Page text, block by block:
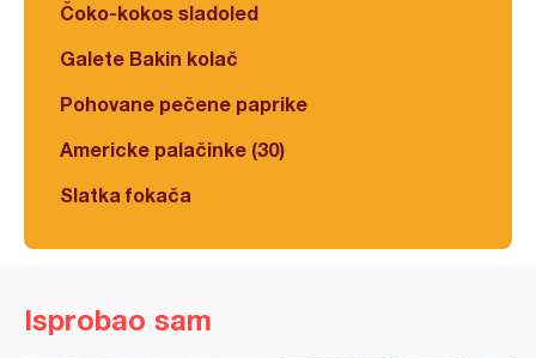
Čoko-kokos sladoled
Galete Bakin kolač
Pohovane pečene paprike
Americke palačinke (30)
Slatka fokača
Isprobao sam